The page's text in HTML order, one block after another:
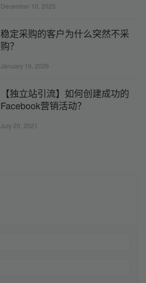
December 10, 2025
稳定采购的客户为什么突然不采
购？
January 16, 2026
【独立站引流】如何创建成功的
Facebook营销活动？
July 20, 2021